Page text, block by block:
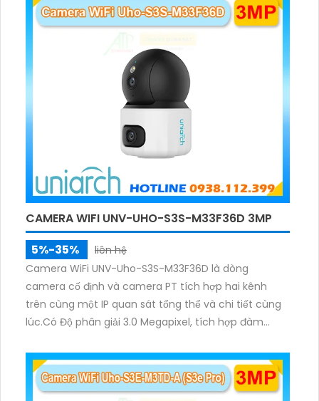
ảnh có màu trong nhiều điều kiện khác nhau trong
phạm vi 3m.
CAMERA WIFI UNV-UHO-S3S-M33F36D 3MP
5%-35%
liên hệ
Camera WiFi UNV-Uho-S3S-M33F36D là dòng
camera cố định và camera PT tích hợp hai kênh
trên cùng một IP quan sát tổng thể và chi tiết cùng
lúc.Có Độ phân giải 3.0 Megapixel, tích hợp đàm
sáng ấm lên đến 10m.